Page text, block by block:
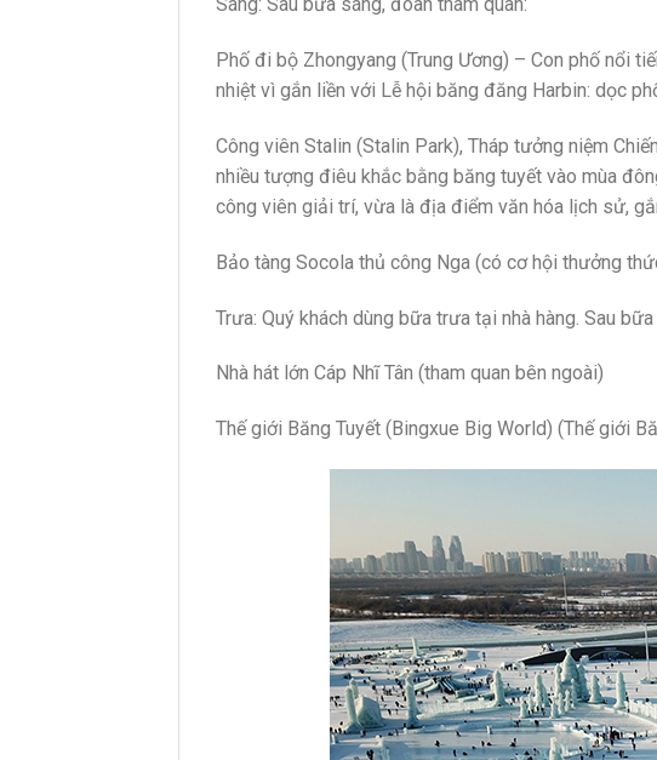
Sáng: Sau bữa sáng, đoàn tham quan:
Phố đi bộ Zhongyang (Trung Ương) – Con phố nổi
nhiệt vì gắn liền với Lễ hội băng đăng Harbin: dọc
Công viên Stalin (Stalin Park), Tháp tưởng niệm
nhiều tượng điêu khắc bằng băng tuyết vào mùa
công viên giải trí, vừa là địa điểm văn hóa lịch sử,
Bảo tàng Socola thủ công Nga (có cơ hội thưởng
Trưa: Quý khách dùng bữa trưa tại nhà hàng. Sau
Nhà hát lớn Cáp Nhĩ Tân (tham quan bên ngoài)
Thế giới Băng Tuyết (Bingxue Big World) (Thế giới